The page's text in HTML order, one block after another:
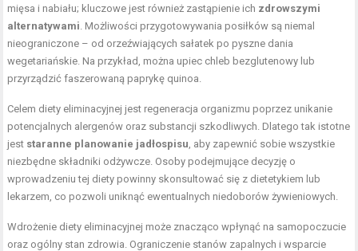
mięsa i nabiału; kluczowe jest również zastąpienie ich zdrowszymi
alternatywami . Możliwości przygotowywania posiłków są niemal
nieograniczone – od orzeźwiających sałatek po pyszne dania
wegetariańskie. Na przykład, można upiec chleb bezglutenowy lub
przyrządzić faszerowaną paprykę quinoa.
Celem diety eliminacyjnej jest regeneracja organizmu poprzez unikanie
potencjalnych alergenów oraz substancji szkodliwych. Dlatego tak istotne
jest staranne planowanie jadłospisu , aby zapewnić sobie wszystkie
niezbędne składniki odżywcze. Osoby podejmujące decyzję o
wprowadzeniu tej diety powinny skonsultować się z dietetykiem lub
lekarzem, co pozwoli uniknąć ewentualnych niedoborów żywieniowych.
Wdrożenie diety eliminacyjnej może znacząco wpłynąć na samopoczucie
oraz ogólny stan zdrowia. Ograniczenie stanów zapalnych i wsparcie